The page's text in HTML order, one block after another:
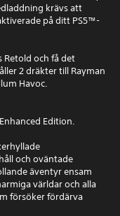
krävs att
på ditt PS5™-
Retold och få det
2 dräkter till Rayman
Havoc.
Edition.
och oväntade
äventyr ensam
världar och alla
försöker fördärva